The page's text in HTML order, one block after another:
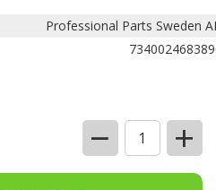
Professional Parts Sweden
− +